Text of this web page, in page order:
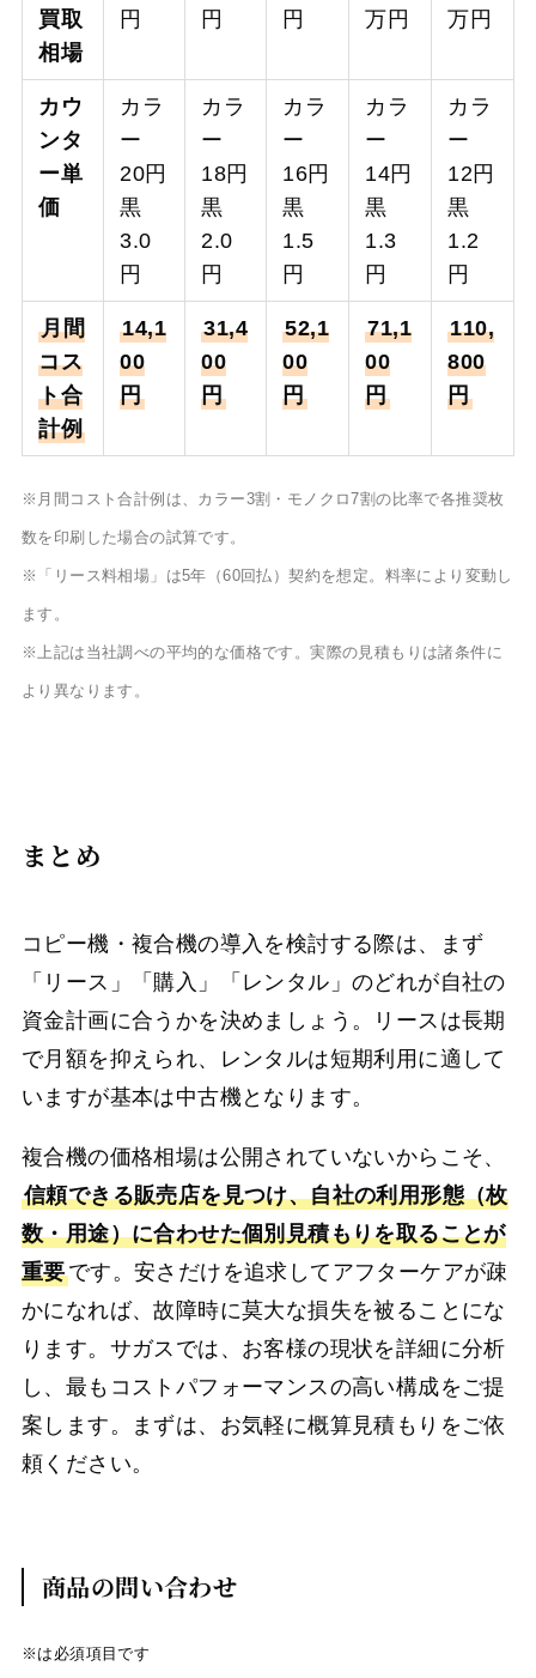
買取
相場
円
円
円
万円
万円
カウ
ンタ
ー単
価
カラ
ー
20円
黒
3.0
円
カラ
ー
18円
黒
2.0
円
カラ
ー
16円
黒
1.5
円
カラ
ー
14円
黒
1.3
円
カラ
ー
12円
黒
1.2
円
月間
コス
ト合
計例
14,1
00
円
31,4
00
円
52,1
00
円
71,1
00
円
110,
800
円
※月間コスト合計例は、カラー3割・モノクロ7割の比率で各推奨枚
数を印刷した場合の試算です。
※「リース料相場」は5年（60回払）契約を想定。料率により変動し
ます。
※上記は当社調べの平均的な価格です。実際の見積もりは諸条件に
より異なります。
まとめ
コピー機・複合機の導入を検討する際は、まず
「リース」「購入」「レンタル」のどれが自社の
資金計画に合うかを決めましょう。リースは長期
で月額を抑えられ、レンタルは短期利用に適して
いますが基本は中古機となります。
複合機の価格相場は公開されていないからこそ、
信頼できる販売店を見つけ、自社の利用形態（枚
数・用途）に合わせた個別見積もりを取ることが
重要です。安さだけを追求してアフターケアが疎
かになれば、故障時に莫大な損失を被ることにな
ります。サガスでは、お客様の現状を詳細に分析
し、最もコストパフォーマンスの高い構成をご提
案します。まずは、お気軽に概算見積もりをご依
頼ください。
商品の問い合わせ
※は必須項目です